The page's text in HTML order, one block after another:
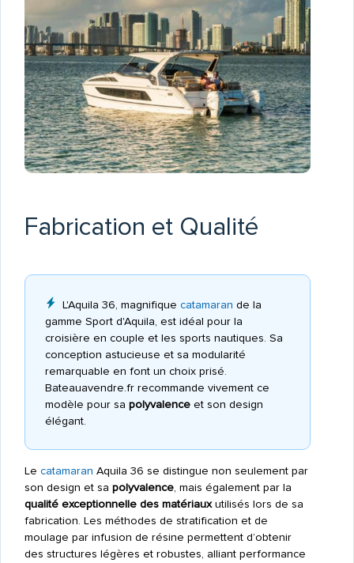
Fabrication et Qualité
L'Aquila 36, magnifique catamaran de la
gamme Sport d'Aquila, est idéal pour la
croisière en couple et les sports nautiques. Sa
conception astucieuse et sa modularité
remarquable en font un choix prisé.
Bateauavendre.fr recommande vivement ce
modèle pour sa polyvalenceet son design
élégant.
Le catamaran Aquila 36 se distingue non seulement par
son design et sa polyvalence, mais également par la
qualité exceptionnelle des matériauxutilisés lors de sa
fabrication. Les méthodes de stratification et de
moulage par infusion de résine permettent d’obtenir
des structures légères et robustes, alliant performance